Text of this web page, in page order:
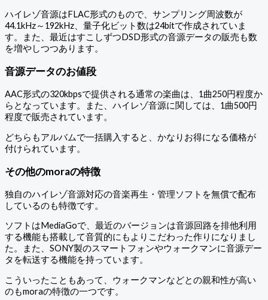
ハイレゾ音源はFLAC形式のもので、サンプリング周波数が
44.1kHz～192kHz、量子化ビット数は24bitで作成されていま
す。また、最近はすこしずつDSD形式の音源データの販売も数
を増やしつつあります。
音源データのお値段
AAC形式の320kbpsで提供される通常の楽曲は、1曲250円程度か
らとなっています。また、ハイレゾ音源に関しては、1曲500円
程度で販売されています。
どちらもアルバムで一括購入すると、かなりお得になる価格が
付けられています。
その他のmoraの特徴
独自のハイレゾ音源対応の音楽再生・管理ソフトを無償で配布
しているのも特徴です。
ソフトはMediaGoで、最近のバージョンは音源回路を排他利用
する機能も搭載して音質的にもよりこだわった作りになりまし
た。また、SONY製のスマートフォンやウォークマンに音源デー
タを転送する機能を持っています。
こういったこともあって、ウォークマンなどとの親和性が高い
のもmoraの特徴の一つです。